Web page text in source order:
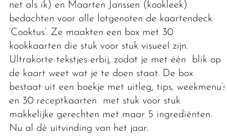
net als ik) en Maarten Janssen (kookleek)
bedachten voor alle lotgenoten de kaartendeck
‘Cooktus’. Ze maakten een box met 30
kookkaarten die stuk voor stuk visueel zijn.
Ultrakorte tekstjes erbij, zodat je met één blik op
de kaart weet wat je te doen staat. De box
bestaat uit een boekje met uitleg, tips, weekmenu’s
en 30 receptkaarten met stuk voor stuk
makkelijke gerechten met maar 5 ingrediënten.
Nu al dé uitvinding van het jaar.